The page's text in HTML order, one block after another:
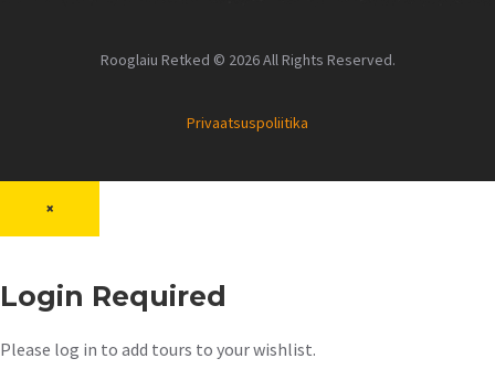
Rooglaiu Retked © 2026 All Rights Reserved.
Privaatsuspoliitika
×
Login Required
Please log in to add tours to your wishlist.